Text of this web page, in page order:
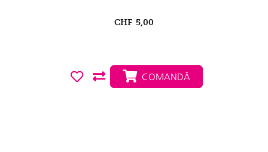
CHF 5,00
COMANDĂ